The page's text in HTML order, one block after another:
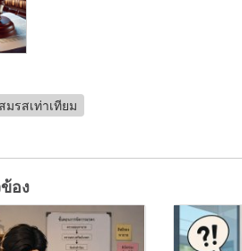
มรสเท่าเทียม
อง